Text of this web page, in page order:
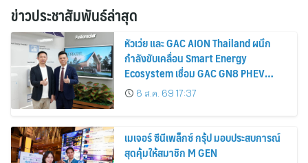
ข่าวประชาสัมพันธ์ล่าสุด
หัวเว่ย และ GAC AION Thailand ผนึก
กำลังขับเคลื่อน Smart Energy
Ecosystem เชื่อม GAC GN8 PHEV
รถยนต์ MPV ระดับพรีเมียม เข้ากับ
พลังงานแสงอาทิตย์ภายในบ้าน
6 ส.ค. 69 17:37
เมเจอร์ ซีนีเพล็กซ์ กรุ้ป มอบประสบการณ์
สุดคุ้มให้สมาชิก M GEN